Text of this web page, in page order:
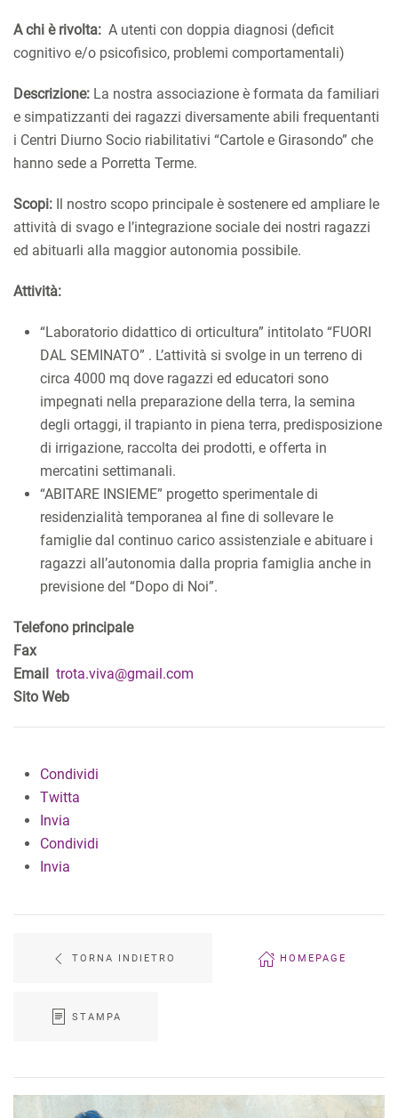
A chi è rivolta: A utenti con doppia diagnosi (deficit
cognitivo e/o psicofisico, problemi comportamentali)
Descrizione: La nostra associazione è formata da familiari
e simpatizzanti dei ragazzi diversamente abili frequentanti
i Centri Diurno Socio riabilitativi “Cartole e Girasondo” che
hanno sede a Porretta Terme.
Scopi:
Il nostro scopo principale è sostenere ed ampliare le
attività di svago e l’integrazione sociale dei nostri ragazzi
ed abituarli alla maggior autonomia possibile.
Attività:
“Laboratorio didattico di orticultura” intitolato “FUORI
DAL SEMINATO” . L’attività si svolge in un terreno di
circa 4000 mq dove ragazzi ed educatori sono
impegnati nella preparazione della terra, la semina
degli ortaggi, il trapianto in piena terra, predisposizione
di irrigazione, raccolta dei prodotti, e offerta in
mercatini settimanali.
“ABITARE INSIEME” progetto sperimentale di
residenzialità temporanea al fine di sollevare le
famiglie dal continuo carico assistenziale e abituare i
ragazzi all’autonomia dalla propria famiglia anche in
previsione del “Dopo di Noi”.
Telefono principale
Fax
Email trota.viva@gmail.com
Sito Web
Condividi
Twitta
Invia
Condividi
Invia
TORNA INDIETRO HOMEPAGE
STAMPA